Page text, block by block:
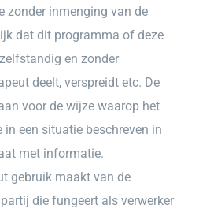
zonder inmenging van de
dat dit programma of deze
en zonder
deelt, verspreidt etc. De
voor de wijze waarop het
een situatie beschreven in
met informatie.
gebruik maakt van de
die fungeert als verwerker